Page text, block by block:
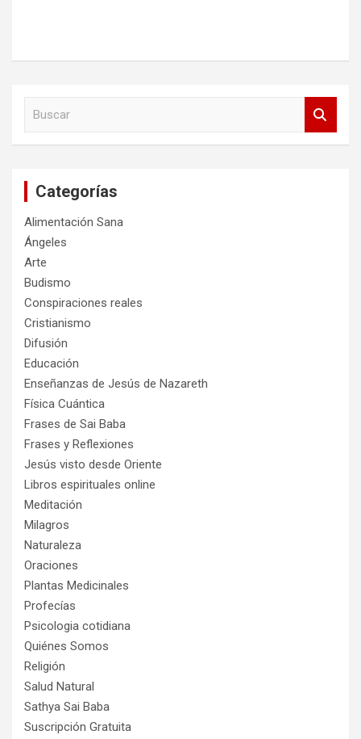
Categorías
Alimentación Sana
Ángeles
Arte
Budismo
Conspiraciones reales
Cristianismo
Difusión
Educación
Enseñanzas de Jesús de Nazareth
Física Cuántica
Frases de Sai Baba
Frases y Reflexiones
Jesús visto desde Oriente
Libros espirituales online
Meditación
Milagros
Naturaleza
Oraciones
Plantas Medicinales
Profecías
Psicologia cotidiana
Quiénes Somos
Religión
Salud Natural
Sathya Sai Baba
Suscripción Gratuita